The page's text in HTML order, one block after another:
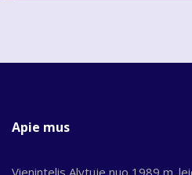
Apie mus
Vienintelis Alytuje nuo 1989 m.